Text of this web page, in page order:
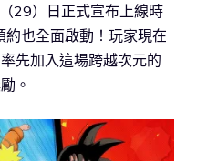
29）日正式宣布上線時
也全面啟動！玩家現在
先加入這場跨越次元的
。